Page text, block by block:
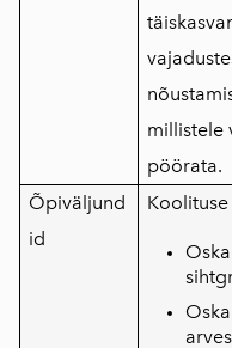
millistele
pöörata.
Õpiväljund
id